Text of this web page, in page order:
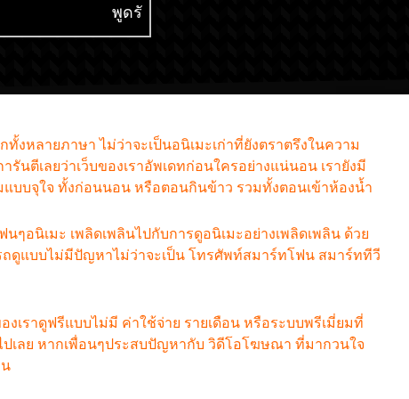
พูดรัสเซียหวานใส่ซะ
หัวใจจะวาย ซับไทย
งหลายภาษา ไม่ว่าจะเป็นอนิเมะเก่าที่ยังตราตรึงในความ
นตีเลยว่าเว็บของเราอัพเดทก่อนใครอย่างแน่นอน เรายังมี
บบจุใจ ทั้งก่อนนอน หรือตอนกินข้าว รวมทั้งตอนเข้าห้องน้ำ
อนิเมะ เพลิดเพลินไปกับการดูอนิเมะอย่างเพลิดเพลิน ด้วย
แบบไม่มีปัญหาไม่ว่าจะเป็น โทรศัพท์สมาร์ทโฟน สมาร์ททีวี
เราดูฟรีแบบไม่มี ค่าใช้จ่าย รายเดือน หรือระบบพรีเมี่ยมที่
ปเลย หากเพื่อนๆประสบปัญหากับ วิดีโอโฆษณา ที่มากวนใจ